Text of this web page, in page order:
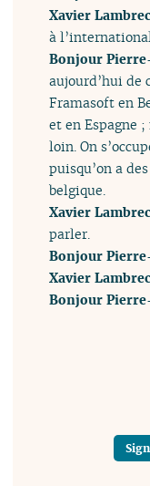
Xavier
à
Bonjour
aujourd’hui de
Framasoft en
et en Espagne
loin. On
puisqu’on a
belgique.
Xavier
parler.
Bonjour
Xavier
Bonjour